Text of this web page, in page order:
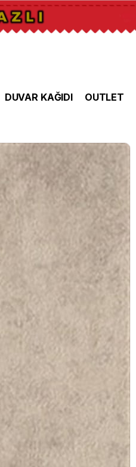
DUVAR KAĞIDI OUTLET